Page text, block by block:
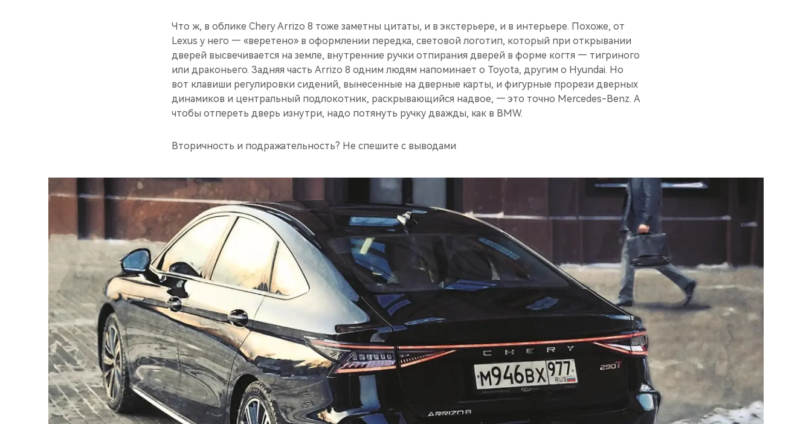
Что ж, в облике Chery Arrizo 8 тоже заметны цитаты, и в экстерьере, и в интерьере. Похоже, от
Lexus у него — «веретено» в оформлении передка, световой логотип, который при открывании
дверей высвечивается на земле, внутренние ручки отпирания дверей в форме когтя — тигриного
или драконьего. Задняя часть Arrizo 8 одним людям напоминает о Toyota, другим о Hyundai. Но
вот клавиши регулировки сидений, вынесенные на дверные карты, и фигурные прорези дверных
динамиков и центральный подлокотник, раскрывающийся надвое, — это точно Mercedes-Benz. А
чтобы отпереть дверь изнутри, надо потянуть ручку дважды, как в BMW.
Вторичность и подражательность? Не спешите с выводами